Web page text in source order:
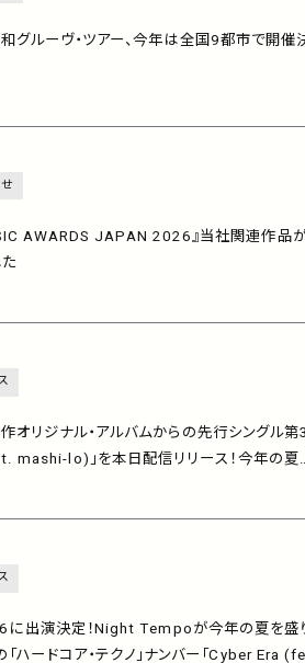
ルーヴ・ツアー、今年は全国9都市で開催
AWARDS JAPAN 2026』当社関連作品
リジナル・アルバムからの先行シングル第
mashi-lo)」を本日配信リリース！今年の夏
に出演決定！Night Tempoが今年の夏を盛
ハードコア・テクノ」ナンバー「Cyber Era